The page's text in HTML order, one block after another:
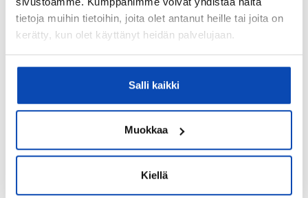
tietoja muihin tietoihin, joita olet antanut heille tai joita on
kerätty, kun olet käyttänyt heidän palvelujaan.
Salli kaikki
Muokkaa
Kiellä
Isännöitsijän nimi:
Sähköposti:
Stålarminkatu 2A